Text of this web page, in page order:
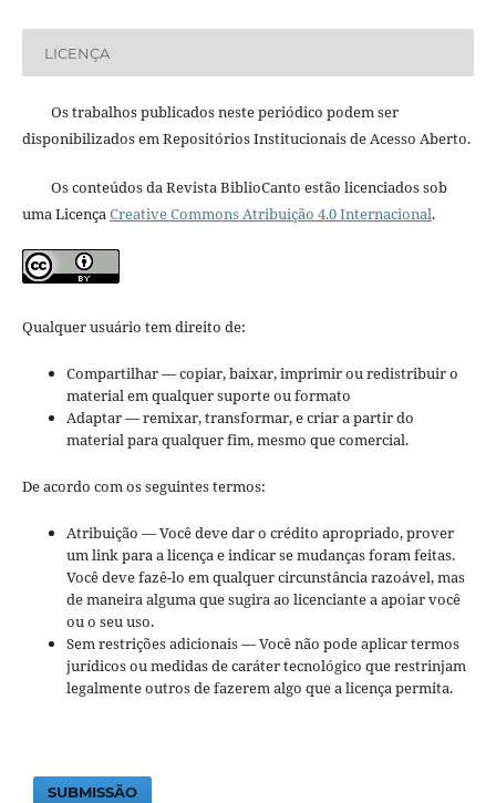
LICENÇA
Os trabalhos publicados neste periódico podem ser
disponibilizados em Repositórios Institucionais de Acesso Aberto.
Os conteúdos da Revista BiblioCanto estão licenciados sob
uma LicençaCreative Commons Atribuição 4.0 Internacional.
Qualquer usuário tem direito de:
Compartilhar — copiar, baixar, imprimir ou redistribuir o
material em qualquer suporte ou formato
Adaptar — remixar, transformar, e criar a partir do
material para qualquer fim, mesmo que comercial.
De acordo com os seguintes termos:
Atribuição — Você deve dar o crédito apropriado, prover
um link para a licença e indicar se mudanças foram feitas.
Você deve fazê-lo em qualquer circunstância razoável, mas
de maneira alguma que sugira ao licenciante a apoiar você
ou o seu uso.
Sem restrições adicionais — Você não pode aplicar termos
jurídicos ou medidas de caráter tecnológico que restrinjam
legalmente outros de fazerem algo que a licença permita.
SUBMISSÃO